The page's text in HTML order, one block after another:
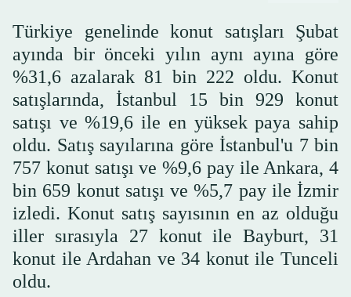
Türkiye genelinde konut satışları Şubat
ayında bir önceki yılın aynı ayına göre
%31,6 azalarak 81 bin 222 oldu. Konut
satışlarında, İstanbul 15 bin 929 konut
satışı ve %19,6 ile en yüksek paya sahip
oldu. Satış sayılarına göre İstanbul'u 7 bin
757 konut satışı ve %9,6 pay ile Ankara, 4
bin 659 konut satışı ve %5,7 pay ile İzmir
izledi. Konut satış sayısının en az olduğu
iller sırasıyla 27 konut ile Bayburt, 31
konut ile Ardahan ve 34 konut ile Tunceli
oldu.